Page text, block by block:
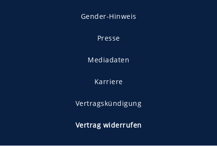
Gender-Hinweis
Presse
Mediadaten
Karriere
Vertragskündigung
Vertrag widerrufen